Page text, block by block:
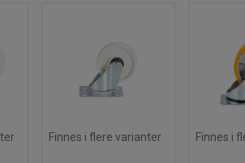
Finnes i flere varianter Finnes i